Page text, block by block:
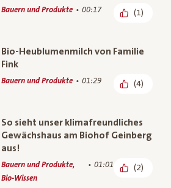
Bauern und Produkte 00:17 (1)
Bio-Heublumenmilch von Familie
Fink
Bauern und Produkte 01:29 (4)
So sieht unser klimafreundliches
Gewächshaus am Biohof Geinberg
aus!
Bauern und Produkte,
Bio-Wissen
01:01 (2)